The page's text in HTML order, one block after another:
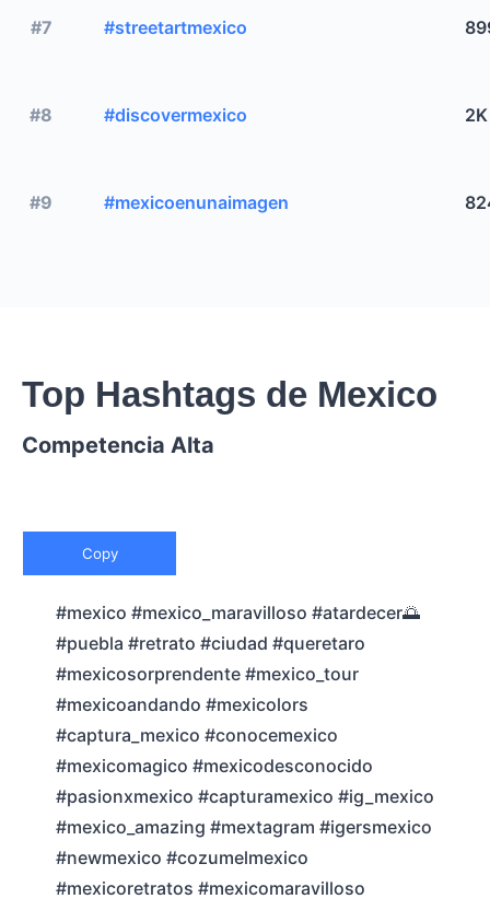
#7 #streetartmexico
#8 #discovermexico 2K
#9 #mexicoenunaimagen
Top Hashtags de Mexico
Competencia Alta
Copy
#mexico #mexico_maravilloso #atardecer🌅
#puebla #retrato #ciudad #queretaro
#mexicosorprendente #mexico_tour
#mexicoandando #mexicolors
#captura_mexico #conocemexico
#mexicomagico #mexicodesconocido
#pasionxmexico #capturamexico #ig_mexico
#mexico_amazing #mextagram #igersmexico
#newmexico #cozumelmexico
#mexicoretratos #mexicomaravilloso